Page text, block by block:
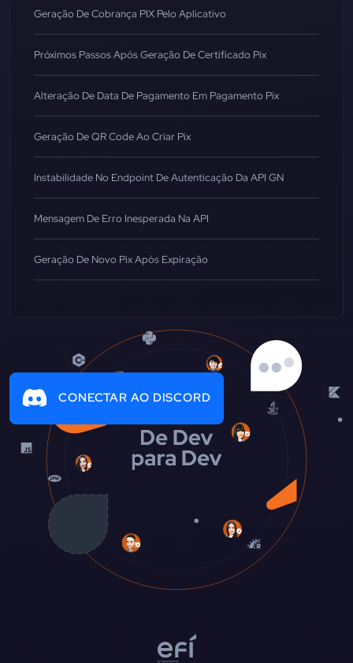
Geração De Cobrança PIX Pelo Aplicativo
Próximos Passos Após Geração De Certificado Pix
Alteração De Data De Pagamento Em Pagamento Pix
Geração De QR Code Ao Criar Pix
Instabilidade No Endpoint De Autenticação Da API GN
Mensagem De Erro Inesperada Na API
Geração De Novo Pix Após Expiração
CONECTAR AO DISCORD